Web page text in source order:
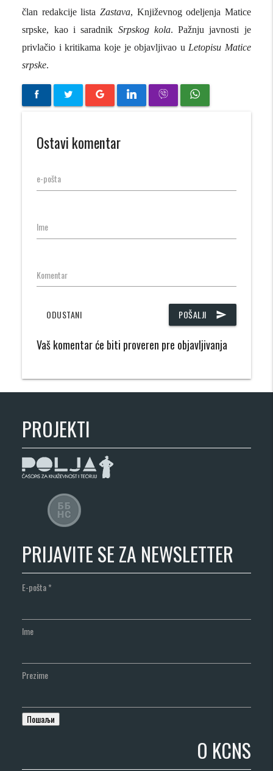
član redakcije lista Zastava, Književnog odeljenja Matice
srpske, kao i saradnik Srpskog kola. Pažnjujavnosti je
privlačio i kritikama koje je objavljivao u Letopisu Matice
srpske.
Ostavi komentar
e-pošta
Ime
Komentar
POŠALJI send
ODUSTANI
Vaš komentar će biti proveren pre objavljivanja
PROJEKTI
PRIJAVITE SE ZA NEWSLETTER
E-pošta*
Ime
Prezime
O KCNS